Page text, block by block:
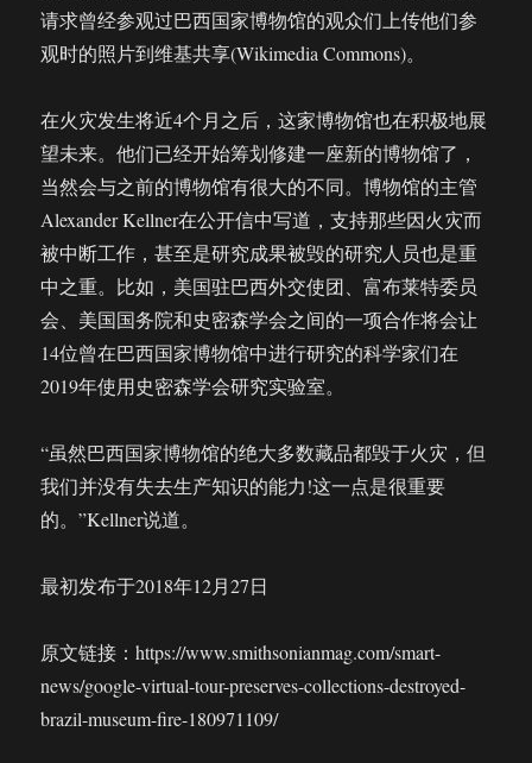
请求曾经参观过巴西国家博物馆的观众们上传他们参
观时的照片到维基共享(Wikimedia Commons)。
在火灾发生将近4个月之后，这家博物馆也在积极地展
望未来。他们已经开始筹划修建一座新的博物馆了，
当然会与之前的博物馆有很大的不同。博物馆的主管
Alexander Kellner在公开信中写道，支持那些因火灾而
被中断工作，甚至是研究成果被毁的研究人员也是重
中之重。比如，美国驻巴西外交使团、富布莱特委员
会、美国国务院和史密森学会之间的一项合作将会让
14位曾在巴西国家博物馆中进行研究的科学家们在
2019年使用史密森学会研究实验室。
“虽然巴西国家博物馆的绝大多数藏品都毁于火灾，但
我们并没有失去生产知识的能力!这一点是很重要
的。”Kellner说道。
最初发布于2018年12月27日
原文链接：https://www.smithsonianmag.com/smart-
news/google-virtual-tour-preserves-collections-destroyed-
brazil-museum-fire-180971109/